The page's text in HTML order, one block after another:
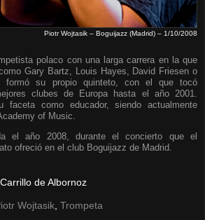
Piotr Wojtasik – Boguijazz (Madrid) – 1/10/2008
polaco con una larga carrera en la que
Gary Bartz, Louis Hayes, David Friesen o
formó su propio quinteto, con el que tocó
clubes de Europa hasta el año 2001.
faceta como educador, siendo actualmente
of Music.
el año 2008, durante el concierto que el
ofreció en el club Boguijazz de Madrid.
de Albornoz
Wojtasik Trompeta